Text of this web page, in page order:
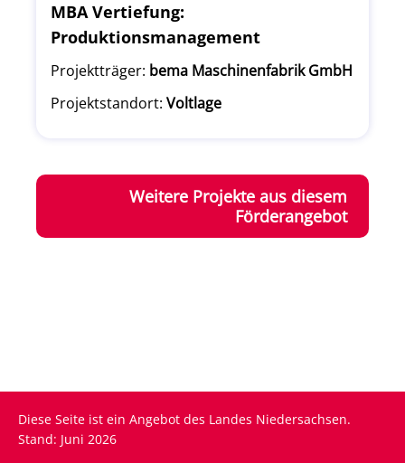
MBA Vertiefung:
Produktionsmanagement
Projektträger: bema Maschinenfabrik GmbH
Projektstandort: Voltlage
Weitere Projekte aus diesem
Förderangebot
Diese Seite ist ein Angebot des Landes Niedersachsen.
Stand: Juni 2026